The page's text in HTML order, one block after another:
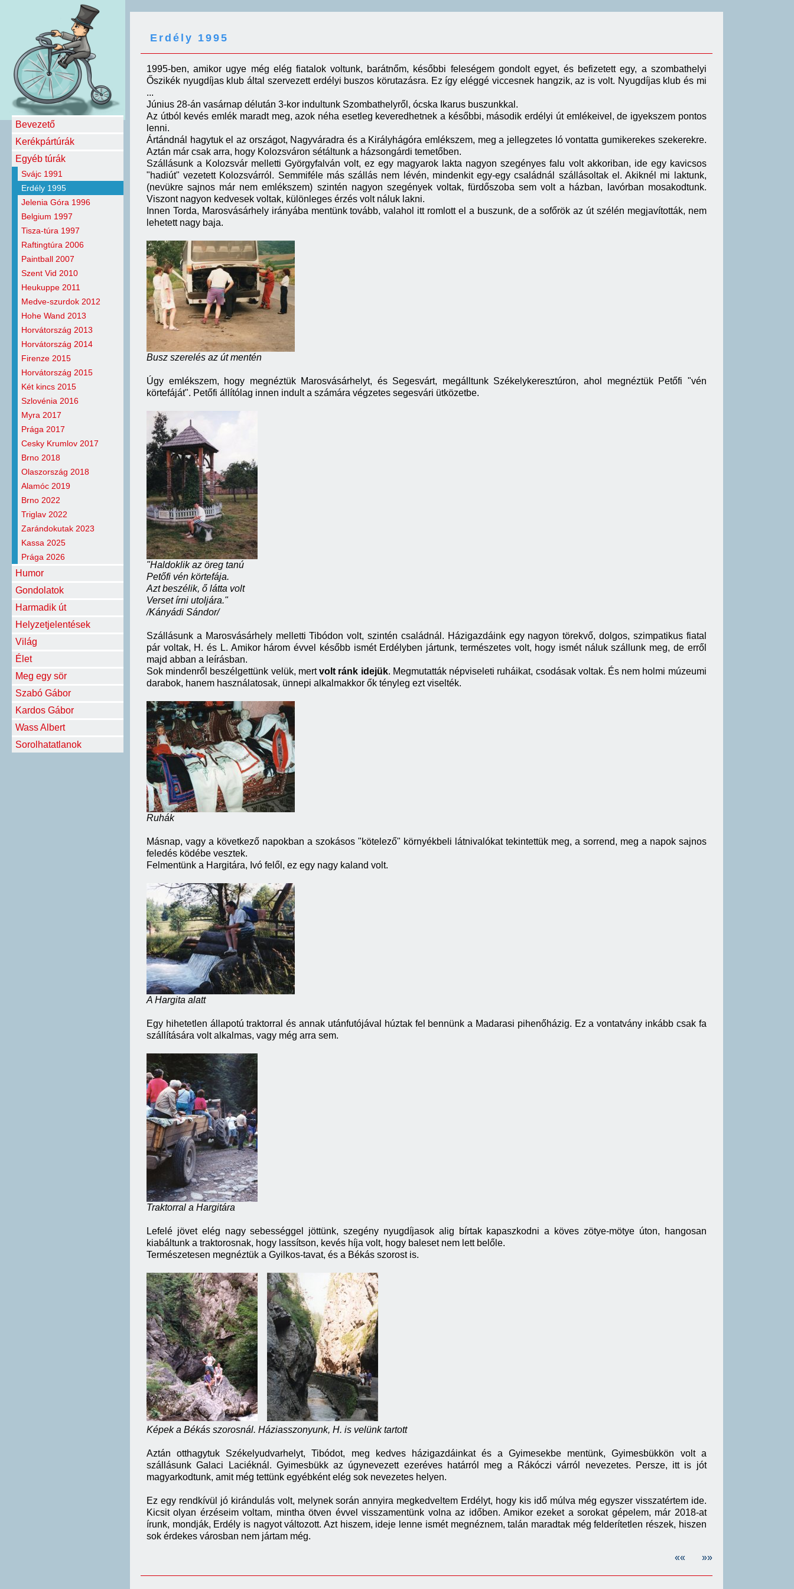
Bevezető
Kerékpártúrák
Egyéb túrák
Svájc 1991
Erdély 1995
Jelenia Góra 1996
Belgium 1997
Tisza-túra 1997
Raftingtúra 2006
Paintball 2007
Szent Vid 2010
Heukuppe 2011
Medve-szurdok 2012
Hohe Wand 2013
Horvátország 2013
Horvátország 2014
Firenze 2015
Horvátország 2015
Két kincs 2015
Szlovénia 2016
Myra 2017
Prága 2017
Cesky Krumlov 2017
Brno 2018
Olaszország 2018
Alamóc 2019
Brno 2022
Triglav 2022
Zarándokutak 2023
Kassa 2025
Prága 2026
Humor
Gondolatok
Harmadik út
Helyzetjelentések
Világ
Élet
Meg egy sör
Szabó Gábor
Kardos Gábor
Wass Albert
Sorolhatatlanok
Erdély 1995
1995-ben, amikor ugye még elég fiatalok voltunk, barátnőm, későbbi feleségem gondolt egyet, és befizetett egy, a szombathelyi
Őszikék nyugdíjas klub által szervezett erdélyi buszos körutazásra. Ez így eléggé viccesnek hangzik, az is volt. Nyugdíjas klub és mi
...
Június 28-án vasárnap délután 3-kor indultunk Szombathelyről, ócska Ikarus buszunkkal.
Az útból kevés emlék maradt meg, azok néha esetleg keveredhetnek a későbbi, második erdélyi út emlékeivel, de igyekszem pontos
lenni.
Ártándnál hagytuk el az országot, Nagyváradra és a Királyhágóra emlékszem, meg a jellegzetes ló vontatta gumikerekes szekerekre.
Aztán már csak arra, hogy Kolozsváron sétáltunk a házsongárdi temetőben.
Szállásunk a Kolozsvár melletti Györgyfalván volt, ez egy magyarok lakta nagyon szegényes falu volt akkoriban, ide egy kavicsos
"hadiút" vezetett Kolozsvárról. Semmiféle más szállás nem lévén, mindenkit egy-egy családnál szállásoltak el. Akiknél mi laktunk,
(nevükre sajnos már nem emlékszem) szintén nagyon szegények voltak, fürdőszoba sem volt a házban, lavórban mosakodtunk.
Viszont nagyon kedvesek voltak, különleges érzés volt náluk lakni.
Innen Torda, Marosvásárhely irányába mentünk tovább, valahol itt romlott el a buszunk, de a sofőrök az út szélén megjavították, nem
lehetett nagy baja.
Busz szerelés az út mentén
Úgy emlékszem, hogy megnéztük Marosvásárhelyt, és Segesvárt, megálltunk Székelykeresztúron, ahol megnéztük Petőfi "vén
körtefáját". Petőfi állítólag innen indult a számára végzetes segesvári ütközetbe.
"Haldoklik az öreg tanú
Petőfi vén körtefája.
Azt beszélik, ő látta volt
Verset írni utoljára."
/Kányádi Sándor/
Szállásunk a Marosvásárhely melletti Tibódon volt, szintén családnál. Házigazdáink egy nagyon törekvő, dolgos, szimpatikus fiatal
pár voltak, H. és L. Amikor három évvel később ismét Erdélyben jártunk, természetes volt, hogy ismét náluk szállunk meg, de erről
majd abban a leírásban.
Sok mindenről beszélgettünk velük, mertvolt ránk idejük. Megmutatták népviseleti ruháikat, csodásak voltak. És nem holmi múzeumi
darabok, hanem használatosak, ünnepi alkalmakkor ők tényleg ezt viselték.
Ruhák
Másnap, vagy a következő napokban a szokásos "kötelező" környékbeli látnivalókat tekintettük meg, a sorrend, meg a napok sajnos
feledés ködébe vesztek.
Felmentünk a Hargitára, Ivó felől, ez egy nagy kaland volt.
A Hargita alatt
Egy hihetetlen állapotú traktorral és annak utánfutójával húztak fel bennünk a Madarasi pihenőházig. Ez a vontatvány inkább csak fa
szállítására volt alkalmas, vagy még arra sem.
Traktorral a Hargitára
Lefelé jövet elég nagy sebességgel jöttünk, szegény nyugdíjasok alig bírtak kapaszkodni a köves zötye-mötye úton, hangosan
kiabáltunk a traktorosnak, hogy lassítson, kevés híja volt, hogy baleset nem lett belőle.
Természetesen megnéztük a Gyilkos-tavat, és a Békás szorost is.
Képek a Békás szorosnál. Háziasszonyunk, H. is velünk tartott
Aztán otthagytuk Székelyudvarhelyt, Tibódot, meg kedves házigazdáinkat és a Gyimesekbe mentünk, Gyimesbükkön volt a
szállásunk Galaci Laciéknál. Gyimesbükk az úgynevezett ezeréves határról meg a Rákóczi várról nevezetes. Persze, itt is jót
magyarkodtunk, amit még tettünk egyébként elég sok nevezetes helyen.
Ez egy rendkívül jó kirándulás volt, melynek során annyira megkedveltem Erdélyt, hogy kis idő múlva még egyszer visszatértem ide.
Kicsit olyan érzéseim voltam, mintha ötven évvel visszamentünk volna az időben. Amikor ezeket a sorokat gépelem, már 2018-at
írunk, mondják, Erdély is nagyot változott. Azt hiszem, ideje lenne ismét megnéznem, talán maradtak még felderítetlen részek, hiszen
sok érdekes városban nem jártam még.
«« »»